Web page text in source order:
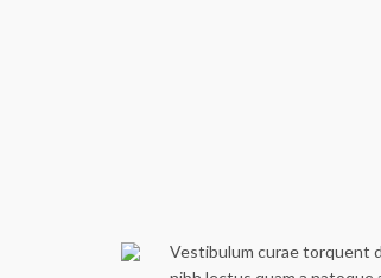
Vestibulum curae torquent